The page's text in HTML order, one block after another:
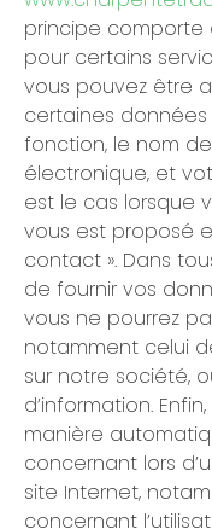
principe comporte
pour certains
vous pouvez être
certaines
fonction, le nom
électronique, et
est le cas lorsque
vous est proposé
contact ». Dans
de fournir vos
vous ne pourrez
notamment celui
sur notre société,
d’information.
manière
concernant lors
site Internet,
concernant